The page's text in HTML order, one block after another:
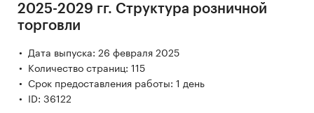
2025-2029 гг. Структура розничной
торговли
Дата выпуска: 26 февраля 2025
Количество страниц: 115
Срок предоставления работы: 1 день
ID: 36122